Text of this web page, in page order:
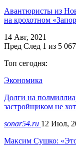
Авантюристы из
на крохотном
14 Авг, 2021
Пред След 1 из 5 067
Топ сегодня:
Экономика
Долги на
застройщиком не
sonar54.ru 12 Июл,
Максим Сушко: